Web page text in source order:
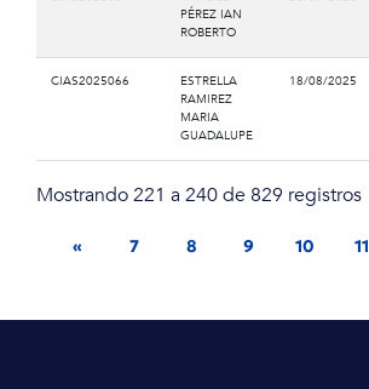
PÉREZ IAN
ROBERTO
CIAS2025066
ESTRELLA
RAMIREZ
MARIA
GUADALUPE
18/08/2025
Mostrando 221 a 240 de 829 registros
« 7 8 9 10 11